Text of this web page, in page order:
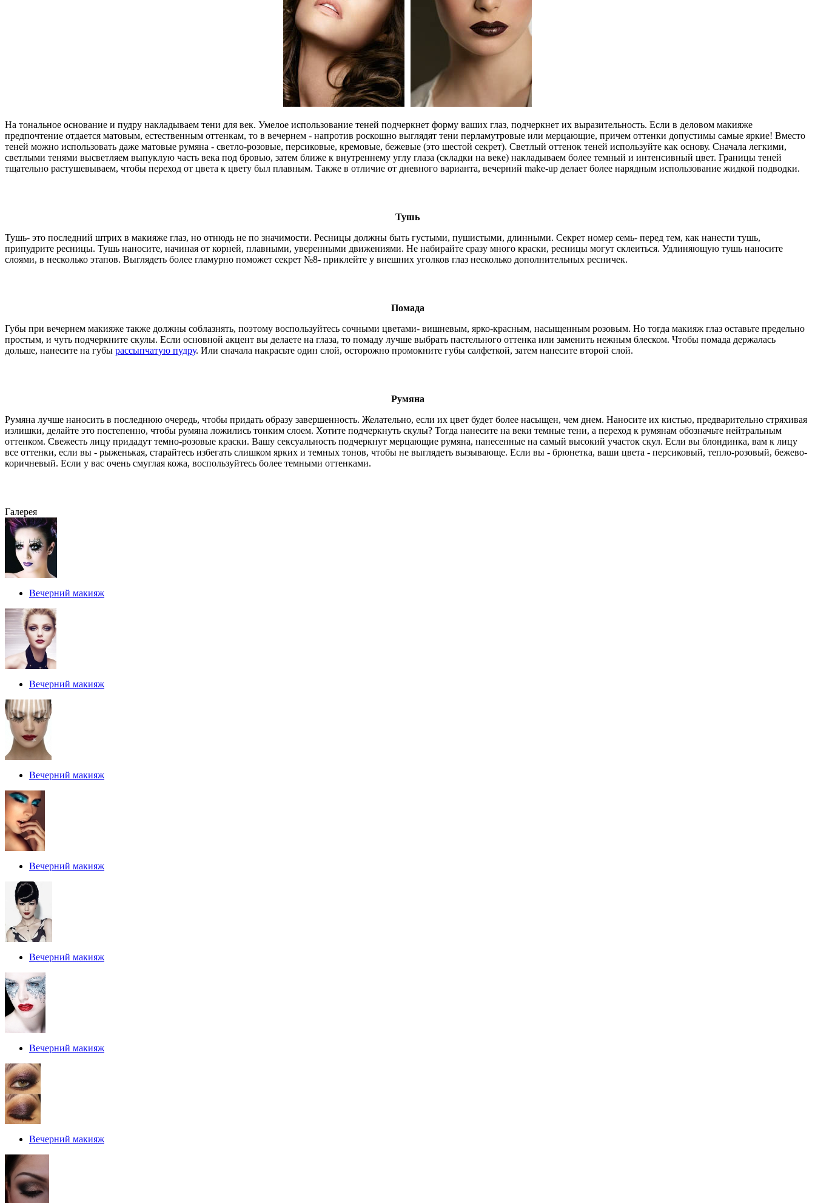
На тональное основание и пудру накладываем тени для век. Умелое использование теней подчеркнет форму ваших глаз, подчеркнет их выразительность. Если в деловом макияже
предпочтение отдается матовым, естественным оттенкам, то в вечернем - напротив роскошно выглядят тени перламутровые или мерцающие, причем оттенки допустимы самые яркие! Вместо
теней можно использовать даже матовые румяна - светло-розовые, персиковые, кремовые, бежевые (это шестой секрет). Светлый оттенок теней используйте как основу. Сначала легкими,
светлыми тенями высветляем выпуклую часть века под бровью, затем ближе к внутреннему углу глаза (складки на веке) накладываем более темный и интенсивный цвет. Границы теней
тщательно растушевываем, чтобы переход от цвета к цвету был плавным. Также в отличие от дневного варианта, вечерний make-up делает более нарядным использование жидкой подводки.
Тушь
Тушь- это последний штрих в макияже глаз, но отнюдь не по значимости. Ресницы должны быть густыми, пушистыми, длинными. Секрет номер семь- перед тем, как нанести тушь,
припудрите ресницы. Тушь наносите, начиная от корней, плавными, уверенными движениями. Не набирайте сразу много краски, ресницы могут склеиться. Удлиняющую тушь наносите
слоями, в несколько этапов. Выглядеть более гламурно поможет секрет №8- приклейте у внешних уголков глаз несколько дополнительных ресничек.
Помада
Губы при вечернем макияже также должны соблазнять, поэтому воспользуйтесь сочными цветами- вишневым, ярко-красным, насыщенным розовым. Но тогда макияж глаз оставьте предельно
простым, и чуть подчеркните скулы. Если основной акцент вы делаете на глаза, то помаду лучше выбрать пастельного оттенка или заменить нежным блеском. Чтобы помада держалась
дольше, нанесите на губы рассыпчатую пудру. Или сначала накрасьте один слой, осторожно промокните губы салфеткой, затем нанесите второй слой.
Румяна
Румяна лучше наносить в последнюю очередь, чтобы придать образу завершенность. Желательно, если их цвет будет более насыщен, чем днем. Наносите их кистью, предварительно стряхивая
излишки, делайте это постепенно, чтобы румяна ложились тонким слоем. Хотите подчеркнуть скулы? Тогда нанесите на веки темные тени, а переход к румянам обозначьте нейтральным
оттенком. Свежесть лицу придадут темно-розовые краски. Вашу сексуальность подчеркнут мерцающие румяна, нанесенные на самый высокий участок скул. Если вы блондинка, вам к лицу
все оттенки, если вы - рыженькая, старайтесь избегать слишком ярких и темных тонов, чтобы не выглядеть вызывающе. Если вы - брюнетка, ваши цвета - персиковый, тепло-розовый, бежево-
коричневый. Если у вас очень смуглая кожа, воспользуйтесь более темными оттенками.
Галерея
Вечерний макияж
Вечерний макияж
Вечерний макияж
Вечерний макияж
Вечерний макияж
Вечерний макияж
Вечерний макияж